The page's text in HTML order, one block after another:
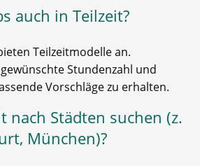
auch in Teilzeit?
Teilzeitmodelle an.
Stundenzahl und
Vorschläge zu erhalten.
nach Städten suchen (z.
München)?